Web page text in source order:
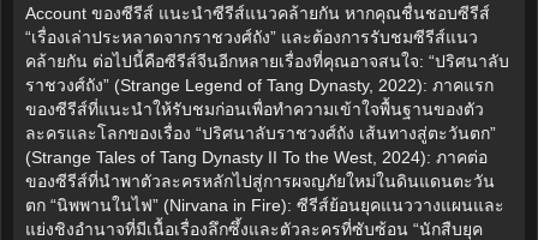
Account ของซีรีส์ แนะนำซีรีส์แนวคล้ายกัน หากคุณชื่นชอบซีรีส์
“เรื่องเล่าประหลาดจากราชวงศ์ถัง” และต้องการรับชมซีรีส์แนว
คล้ายกัน ต่อไปนี้คือซีรีส์จีนอีกหลายเรื่องที่คุณอาจสนใจ: “ปริศนาลับ
ราชวงศ์ถัง” (Strange Legend of Tang Dynasty, 2022): ภาคแรก
ของซีรีส์ที่แนะนำให้รับชมก่อนเพื่อทำความเข้าใจพื้นฐานของตัว
ละครและโลกของเรื่อง “ปริศนาลับราชวงศ์ถัง เส้นทางสู่ตะวันตก”
(Strange Tales of Tang Dynasty II To the West, 2024): ภาคต่อ
ของซีรีส์ที่นำพาตัวละครหลักไปสู่การผจญภัยใหม่ในดินแดนตะวัน
ตก “นิพพานในไฟ” (Nirvana in Fire): ซีรีส์ย้อนยุคแนววางแผนและ
แย่งชิงอำนาจที่มีเนื้อเรื่องลึกซึ้งและตัวละครที่ซับซ้อน “นักสืบยุค